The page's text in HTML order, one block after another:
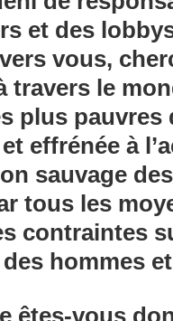
et des
vous,
travers le
plus pauvres
effrénée à
sauvage
tous les
contraintes
hommes
êtes-vous